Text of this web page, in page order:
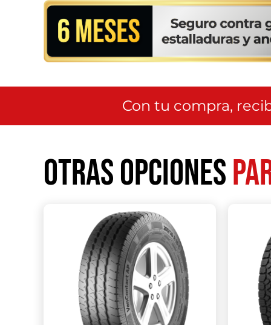
Con tu compra,
Otras opciones